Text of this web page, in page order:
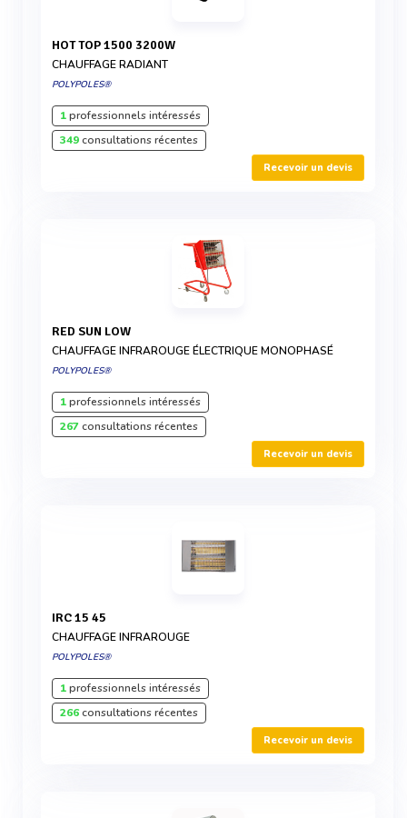
HOT TOP 1500 3200W
CHAUFFAGE RADIANT
POLYPOLES®
1professionnels intéressés
349consultations récentes
Recevoir un devis
RED SUN LOW
CHAUFFAGE INFRAROUGE ÉLECTRIQUE MONOPHASÉ
POLYPOLES®
1professionnels intéressés
267consultations récentes
Recevoir un devis
IRC 15 45
CHAUFFAGE INFRAROUGE
POLYPOLES®
1professionnels intéressés
266consultations récentes
Recevoir un devis